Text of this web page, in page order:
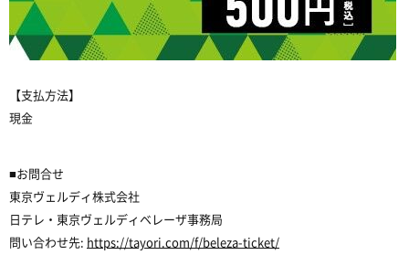
【支払方法】
現金
■お問合せ
東京ヴェルディ株式会社
日テレ・東京ヴェルディベレーザ事務局
問い合わせ先: https://tayori.com/f/beleza-ticket/